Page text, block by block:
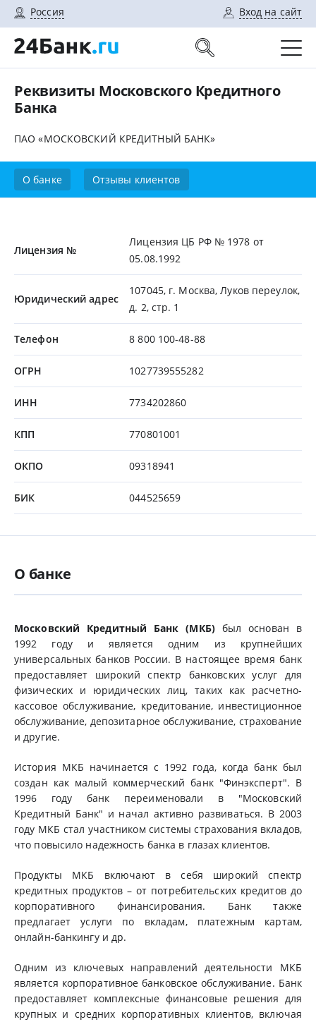
Россия Вход на сайт
Реквизиты Московского Кредитного
Банка
ПАО «МОСКОВСКИЙ КРЕДИТНЫЙ БАНК»
О банке Отзывы клиентов
Лицензия №
Лицензия ЦБ РФ № 1978 от
05.08.1992
Юридический адрес
107045, г. Москва, Луков переулок,
д. 2, стр. 1
Телефон 8 800 100-48-88
ОГРН 1027739555282
ИНН 7734202860
КПП 770801001
ОКПО 09318941
БИК 044525659
О банке
Московский Кредитный Банк (МКБ)был основан в
1992 году и является одним из крупнейших
универсальных банков России. В настоящее время банк
предоставляет широкий спектр банковских услуг для
физических и юридических лиц, таких как расчетно-
кассовое обслуживание, кредитование, инвестиционное
обслуживание, депозитарное обслуживание, страхование
и другие.
История МКБ начинается с 1992 года, когда банк был
создан как малый коммерческий банк "Финэксперт". В
1996 году банк переименовали в "Московский
Кредитный Банк" и начал активно развиваться. В 2003
году МКБ стал участником системы страхования вкладов,
что повысило надежность банка в глазах клиентов.
Продукты МКБ включают в себя широкий спектр
кредитных продуктов – от потребительских кредитов до
корпоративного финансирования. Банк также
предлагает услуги по вкладам, платежным картам,
онлайн-банкингу и др.
Одним из ключевых направлений деятельности МКБ
является корпоративное банковское обслуживание. Банк
предоставляет комплексные финансовые решения для
крупных и средних корпоративных клиентов, включая